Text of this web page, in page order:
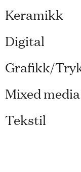
Keramikk
Digital
Grafikk/
Mixed media
Tekstil